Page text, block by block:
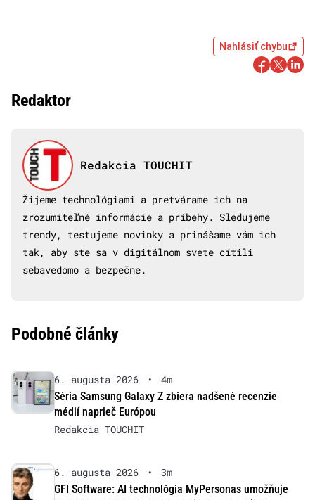
Nahlásiť chybu
Redaktor
Redakcia TOUCHIT
Žijeme technológiami a pretvárame ich na
zrozumiteľné informácie a príbehy. Sledujeme
trendy, testujeme novinky a prinášame vám ich
tak, aby ste sa v digitálnom svete cítili
sebavedomo a bezpečne.
Podobné články
6. augusta 2026 •
4m
Séria Samsung Galaxy Z zbiera nadšené recenzie
médií naprieč Európou
Redakcia TOUCHIT
6. augusta 2026 •
3m
GFI Software: AI technológia MyPersonas umožňuje